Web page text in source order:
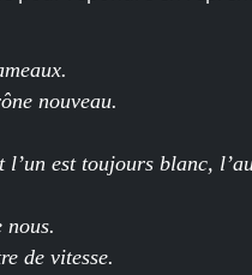
nouveau.
est toujours blanc,
nous.
de vitesse.